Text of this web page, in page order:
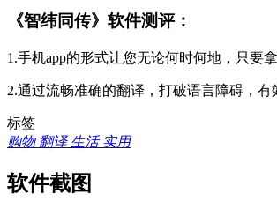
《智纬同传》软件测评：
1.手机app的形式让您无论何时何地，只要
2.通过流畅准确的翻译，打破语言障碍，
标签
购物 翻译 生活 实用
软件截图